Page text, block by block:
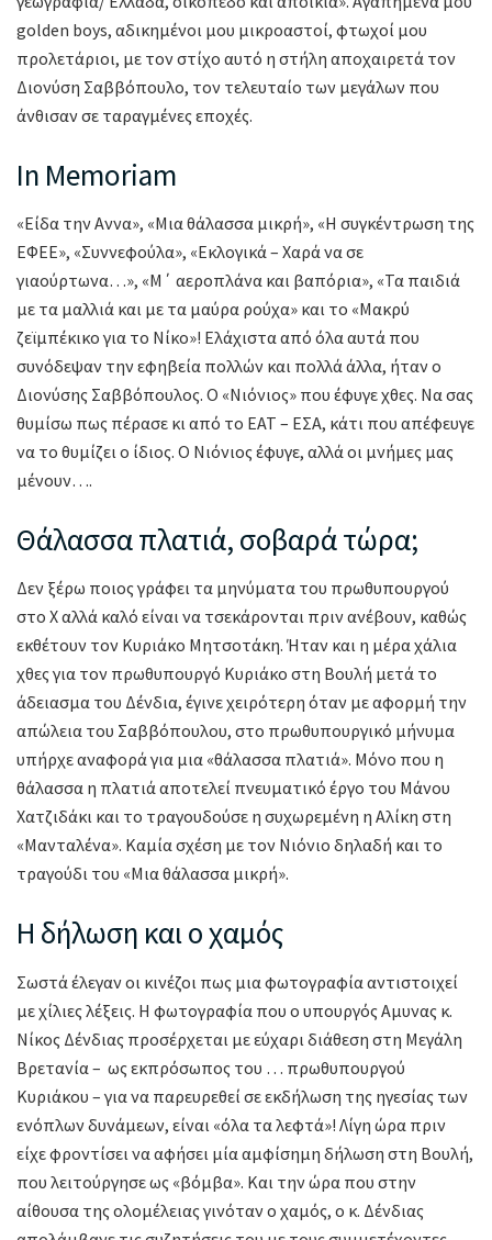
golden boys, αδικημένοι μου μικροαστοί, φτωχοί μου
προλετάριοι, με τον στίχο αυτό η στήλη αποχαιρετά τον
Διονύση Σαββόπουλο, τον τελευταίο των μεγάλων που
άνθισαν σε ταραγμένες εποχές.
In Memoriam
«Είδα την Αννα», «Μια θάλασσα μικρή», «Η συγκέντρωση της
ΕΦΕΕ», «Συννεφούλα», «Εκλογικά – Χαρά να σε
γιαούρτωνα…», «Μ΄ αεροπλάνα και βαπόρια», «Τα παιδιά
με τα μαλλιά και με τα μαύρα ρούχα» και το «Μακρύ
ζεϊμπέκικο για το Νίκο»! Ελάχιστα από όλα αυτά που
συνόδεψαν την εφηβεία πολλών και πολλά άλλα, ήταν ο
Διονύσης Σαββόπουλος. Ο «Νιόνιος» που έφυγε χθες. Να σας
θυμίσω πως πέρασε κι από το ΕΑΤ – ΕΣΑ, κάτι που απέφευγε
να το θυμίζει ο ίδιος. Ο Νιόνιος έφυγε, αλλά οι μνήμες μας
μένουν….
Θάλασσα πλατιά, σοβαρά τώρα;
Δεν ξέρω ποιος γράφει τα μηνύματα του πρωθυπουργού
στο X αλλά καλό είναι να τσεκάρονται πριν ανέβουν, καθώς
εκθέτουν τον Κυριάκο Μητσοτάκη. Ήταν και η μέρα χάλια
χθες για τον πρωθυπουργό Κυριάκο στη Βουλή μετά το
άδειασμα του Δένδια, έγινε χειρότερη όταν με αφορμή την
απώλεια του Σαββόπουλου, στο πρωθυπουργικό μήνυμα
υπήρχε αναφορά για μια «θάλασσα πλατιά». Μόνο που η
θάλασσα η πλατιά αποτελεί πνευματικό έργο του Μάνου
Χατζιδάκι και το τραγουδούσε η συχωρεμένη η Αλίκη στη
«Μανταλένα». Καμία σχέση με τον Νιόνιο δηλαδή και το
τραγούδι του «Μια θάλασσα μικρή».
Η δήλωση και ο χαμός
Σωστά έλεγαν οι κινέζοι πως μια φωτογραφία αντιστοιχεί
με χίλιες λέξεις. Η φωτογραφία που ο υπουργός Αμυνας κ.
Νίκος Δένδιας προσέρχεται με εύχαρι διάθεση στη Μεγάλη
Βρετανία – ως εκπρόσωπος του … πρωθυπουργού
Κυριάκου – για να παρευρεθεί σε εκδήλωση της ηγεσίας των
ενόπλων δυνάμεων, είναι «όλα τα λεφτά»! Λίγη ώρα πριν
είχε φροντίσει να αφήσει μία αμφίσημη δήλωση στη Βουλή,
που λειτούργησε ως «βόμβα». Και την ώρα που στην
αίθουσα της ολομέλειας γινόταν ο χαμός, ο κ. Δένδιας